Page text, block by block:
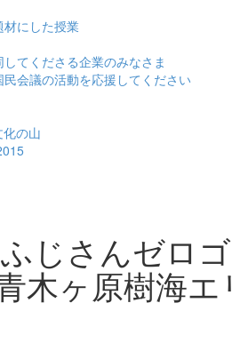
にした授業
てくださる企業のみなさま
会議の活動を応援してください
の山
じさんゼロ
木ヶ原樹海